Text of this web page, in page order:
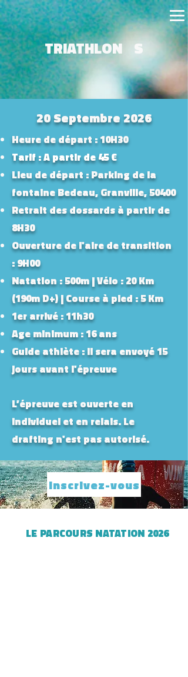
TRIATHLON S
20 Septembre 2026
Heure de départ : 10H30
Tarif : A partir de 45 €
Lieu de départ : Parking de la
fontaine Bedeau, Granville, 50400
Retrait des dossards à partir de
8H30
Ouverture de l'aire de transition
: 9H00
Natation : 500m | Vélo : 20 Km
(190m D+) | Course à pied : 5 Km
1er arrivé : 11h30
Age minimum : 16 ans
Guide athlète : il sera envoyé 15
jours avant l'épreuve
L’épreuve est ouverte en
individuel et en relais. Le
drafting n'est pas autorisé.
Inscrivez-vous
LE PARCOURS NATATION 2026